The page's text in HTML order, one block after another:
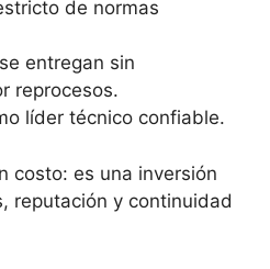
de normas
entregan sin
reprocesos.
líder técnico confiable.
costo: es una inversión
reputación y continuidad